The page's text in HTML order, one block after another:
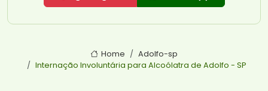
Home
Adolfo-sp
Internação Involuntária para Alcoólatra de Adolfo - SP